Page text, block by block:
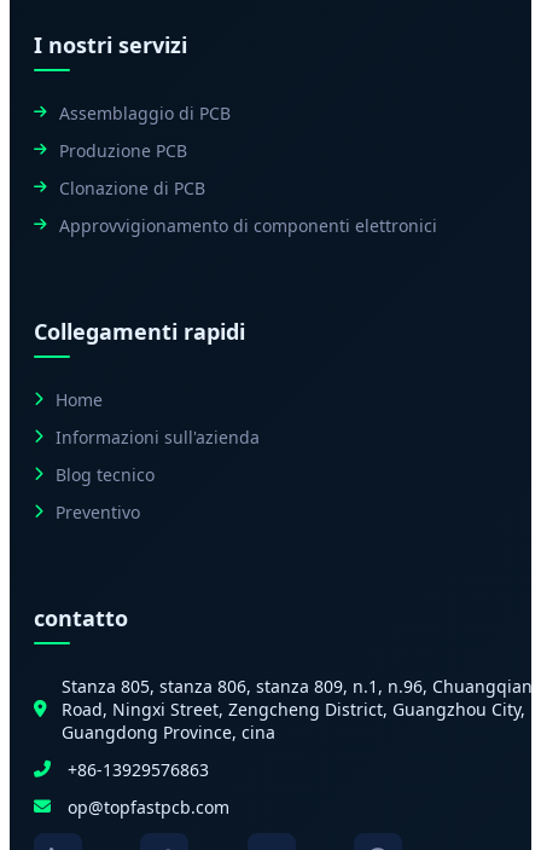
I nostri servizi
Assemblaggio di PCB
Produzione PCB
Clonazione di PCB
Approvvigionamento di componenti elettronici
Collegamenti rapidi
Home
Informazioni sull'azienda
Blog tecnico
Preventivo
contatto
Stanza 805, stanza 806, stanza 809, n.1, n.96,
Road, Ningxi Street, Zengcheng District, Guangzhou City,
Guangdong Province, cina
+86-13929576863
op@topfastpcb.com